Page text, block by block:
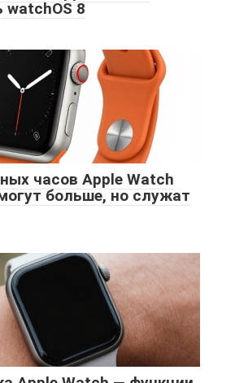
watchOS 8
часов Apple Watch
больше, но служат